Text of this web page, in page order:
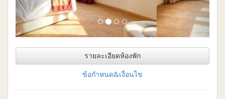
รายละเอียดห้องพัก
ข้อกำหนด&เงื่อนไข